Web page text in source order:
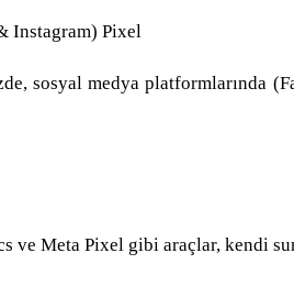
Instagram) Pixel
sosyal medya platformlarında
ve Meta Pixel gibi araçlar, kendi